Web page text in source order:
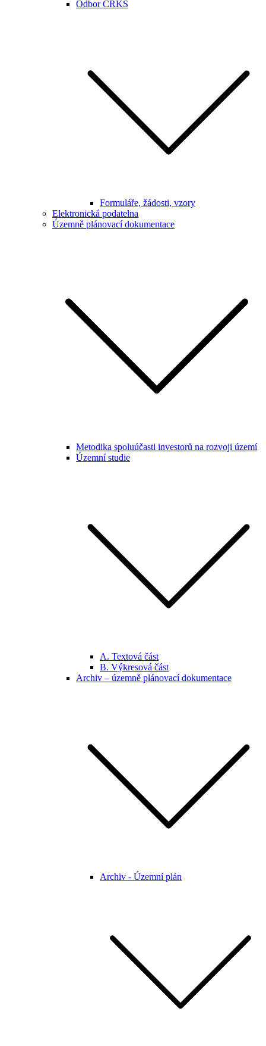
Odbor CRKS
Formuláře, žádosti, vzory
Elektronická podatelna
Územně plánovací dokumentace
Metodika spoluúčasti investorů na rozvoji území
Územní studie
A. Textová část
B. Výkresová část
Archiv – územně plánovací dokumentace
Archiv - Územní plán